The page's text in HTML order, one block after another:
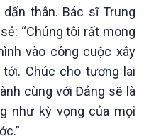
Multimedia
Ảnh
Video
Magazine
thân. Bác sĩ Trung
“Chúng tôi rất mong
vào công cuộc xây
Chúc cho tương lai
cùng với Đảng sẽ là
như kỳ vọng của mọi